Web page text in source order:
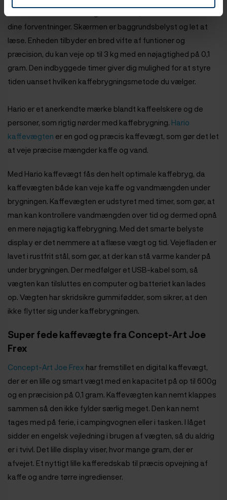
dine forventninger. Skærmen er baggrundsbelyst og let at
læse. Enheden tilbyder en bred vifte af funtioner og
præcision, du kan veje op til 3 kg med en nøjagtighed på 0,1
gram. Den indbyggede timer giver dig mulighed for at styre
tiden uanset hvilken kaffebrygningsmetode du vælger.
Hario er et anerkendte mærke blandt kaffeelskere og de
personer, som rigtig nørder med kaffebrygning. Hario
kaffevægten er en god og præcis kaffevægt, som gør det let
at veje præcise mængder kaffe og vand.
Med Hario kaffevægt fås den helt optimale kaffebryg, da
kaffevægten både kan veje kaffe og vandmængden under
brygningen. Kaffevægten er udstyret med timer, som gør, at
man kan kontrollere vandmængden over tid og dermed opnå
en mere nøjagtig kaffebrygning. Med det smarte belyste
display er det nemmere at aflæse vægt og tid. Vejefladen er
lavet i rustfrit stål, som gør, at der kan stå varme kander på
under brygningen. Der medfølger et USB-kabel som, så
vægten kan tilsluttes en computer og batteriet kan lades
op. Vægten har skridsikre gummifødder, som sikrer, at den
ikke flytter sig under kaffebrygningen.
Super fede kaffevægte fra Concept-Art Joe
Frex
Concept-Art Joe Frex har fremstillet en digital kaffevægt,
der er en lille og smart vægt med en kapacitet på op til 600g
og en præcision på 0,1 gram. Kaffevægten kan nemt klappes
sammen så den ikke fylder særlig meget. Den kan nemt
tages med på ferie, i campingvognen eller i tasken. I låget
sidder en engelsk vejledning i brugen af vægten, så du aldrig
er i tvivl. Det lille display viser, hvor mange gram, der er
afvejet. Et nyttigt lille kafferedskab til præcis opvejning af
kaffe og andre tørre ingredienser.